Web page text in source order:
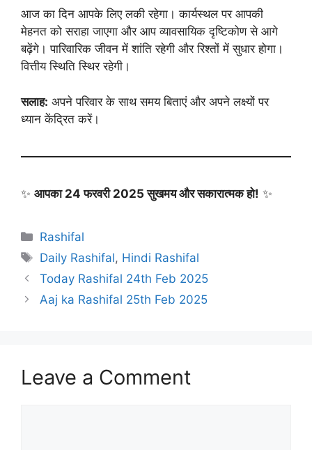
आज का दिन आपके लिए लकी रहेगा। कार्यस्थल पर आपकी
मेहनत को सराहा जाएगा और आप व्यावसायिक दृष्टिकोण से आगे
बढ़ेंगे। पारिवारिक जीवन में शांति रहेगी और रिश्तों में सुधार होगा।
वित्तीय स्थिति स्थिर रहेगी।
सलाह: अपने परिवार के साथ समय बिताएं और अपने लक्ष्यों पर
ध्यान केंद्रित करें।
✨ आपका 24 फरवरी 2025 सुखमय और सकारात्मक हो! ✨
Categories
Rashifal
Tags
Daily Rashifal, Hindi Rashifal
Today Rashifal 24th Feb 2025
Aaj ka Rashifal 25th Feb 2025
Leave a Comment